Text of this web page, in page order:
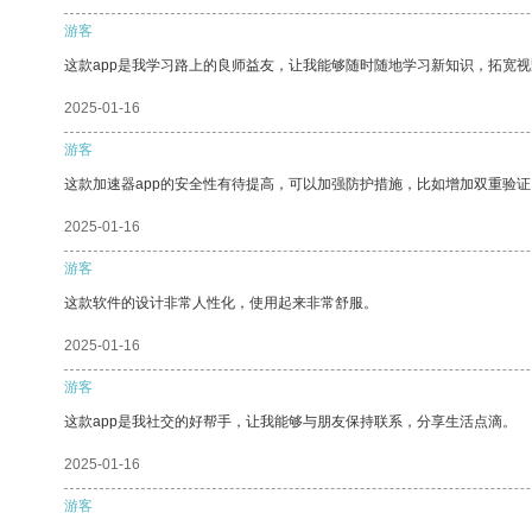
游客
这款app是我学习路上的良师益友，让我能够随时随地学习新知识，拓宽
2025-01-16
游客
这款加速器app的安全性有待提高，可以加强防护措施，比如增加双重验
2025-01-16
游客
这款软件的设计非常人性化，使用起来非常舒服。
2025-01-16
游客
这款app是我社交的好帮手，让我能够与朋友保持联系，分享生活点滴。
2025-01-16
游客